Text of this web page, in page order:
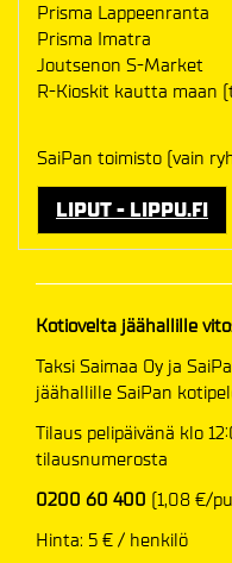
Prisma Lappeenranta
Prisma Imatra
Joutsenon S-Market
R-Kioskit kautta maan
SaiPan toimisto (vain
LIPUT - LIPPU.FI
Kotiovelta jäähallille
Taksi Saimaa Oy ja
jäähallille SaiPan
Tilaus pelipäivänä klo
tilausnumerosta
0200 60 400 (1,08 €/
Hinta: 5 € / henkilö